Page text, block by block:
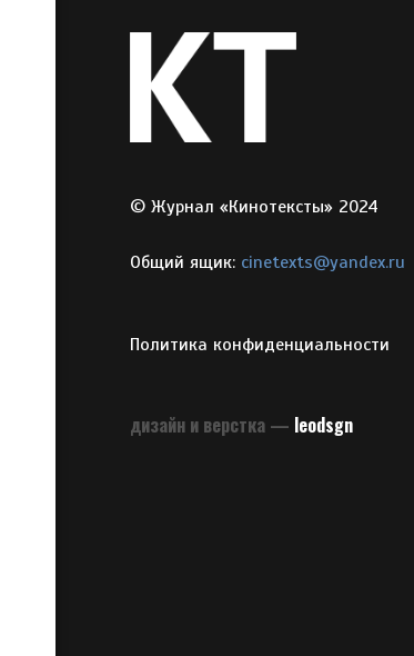
© Журнал «Кинотексты» 2024
Общий ящик: cinetexts@yandex.ru
Политика конфиденциальности
дизайн и верстка — leodsgn